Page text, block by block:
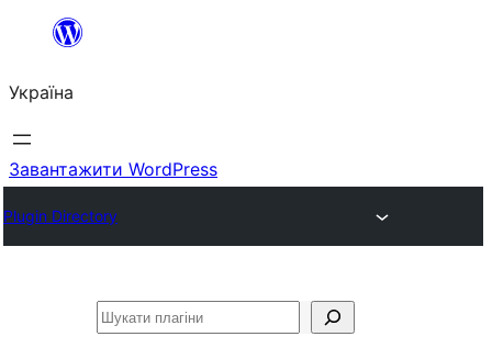
Перейти
вмісту
Україна
Завантажити WordPress
Plugin Directory
Пошук